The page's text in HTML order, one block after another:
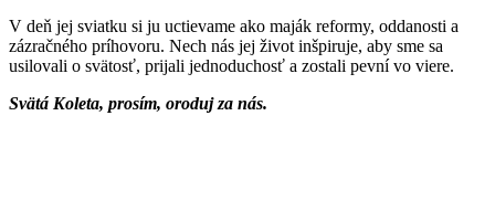
V deň jej sviatku si ju uctievame ako maják reformy, oddanosti a
zázračného príhovoru. Nech nás jej život inšpiruje, aby sme sa
usilovali o svätosť, prijali jednoduchosť a zostali pevní vo viere.
Svätá Koleta, prosím, oroduj za nás.